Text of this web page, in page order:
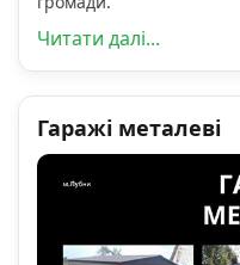
Читати далі...
Гаражі металеві